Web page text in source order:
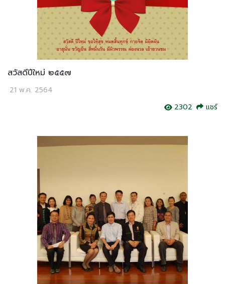
สวัสดีปีใหม่ ๒๕๕๗
21 พ.ค. 2564
2302
แชร์